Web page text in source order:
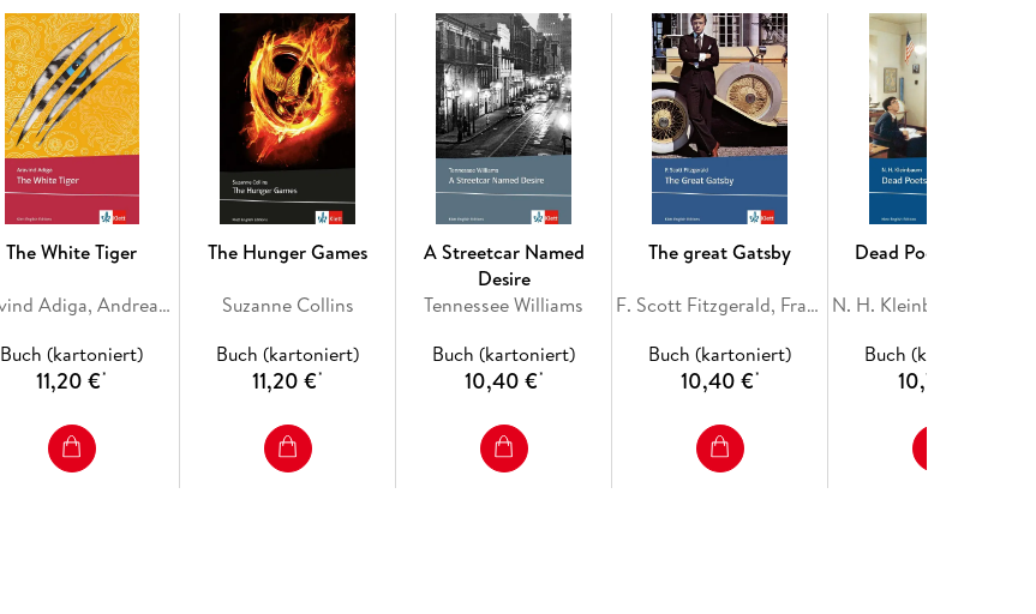
The White Tiger
Aravind Adiga, Andreas Petermeier
Buch (kartoniert)
11,20 €*
The Hunger Games
Suzanne Collins
Buch (kartoniert)
11,20 €*
A Streetcar Named
Desire
Tennessee Williams
Buch (kartoniert)
10,40 €*
The great Gatsby
F. Scott Fitzgerald, Francis Scott Fitzgerald
Buch (kartoniert)
10,40 €*
Dead Poets Society
Buch (kartoniert)
10,70 €